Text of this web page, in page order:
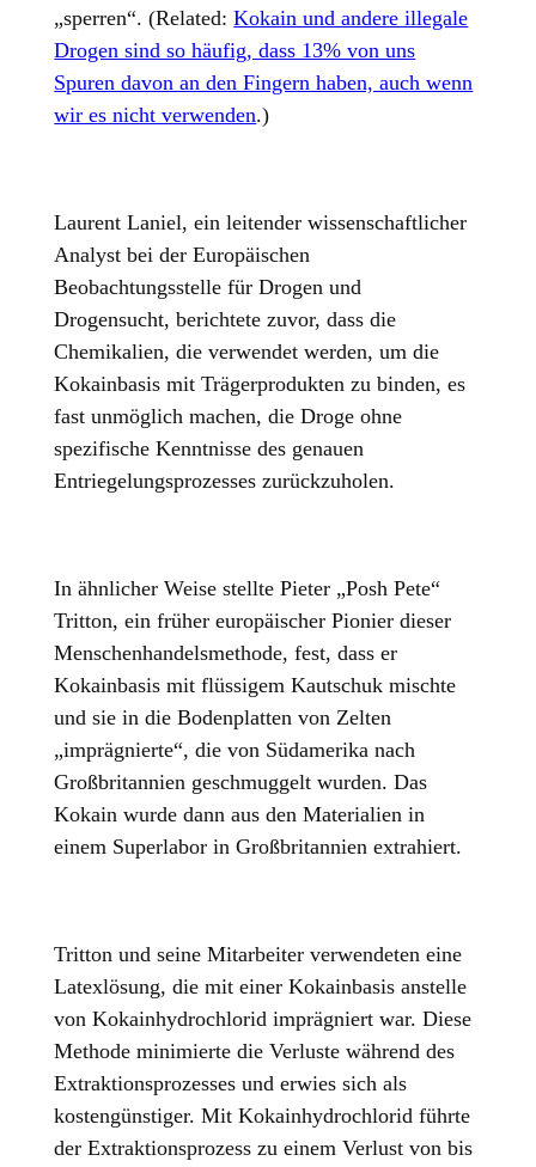
„sperren“. (Related:Kokain und andere illegale
Drogen sind so häufig, dass 13% von uns
Spuren davon an den Fingern haben, auch wenn
wir es nicht verwenden.)
Laurent Laniel, ein leitender wissenschaftlicher
Analyst bei der Europäischen
Beobachtungsstelle für Drogen und
Drogensucht, berichtete zuvor, dass die
Chemikalien, die verwendet werden, um die
Kokainbasis mit Trägerprodukten zu binden, es
fast unmöglich machen, die Droge ohne
spezifische Kenntnisse des genauen
Entriegelungsprozesses zurückzuholen.
In ähnlicher Weise stellte Pieter „Posh Pete“
Tritton, ein früher europäischer Pionier dieser
Menschenhandelsmethode, fest, dass er
Kokainbasis mit flüssigem Kautschuk mischte
und sie in die Bodenplatten von Zelten
„imprägnierte“, die von Südamerika nach
Großbritannien geschmuggelt wurden. Das
Kokain wurde dann aus den Materialien in
einem Superlabor in Großbritannien extrahiert.
Tritton und seine Mitarbeiter verwendeten eine
Latexlösung, die mit einer Kokainbasis anstelle
von Kokainhydrochlorid imprägniert war. Diese
Methode minimierte die Verluste während des
Extraktionsprozesses und erwies sich als
kostengünstiger. Mit Kokainhydrochlorid führte
der Extraktionsprozess zu einem Verlust von bis